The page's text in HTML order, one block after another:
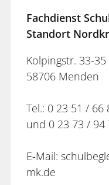
Fachdienst
Standort
Kolpingstr. 33-35
58706 Menden
Tel.: 0 23 51 / 66
und 0 23 73 / 94
E-Mail:
mk.de